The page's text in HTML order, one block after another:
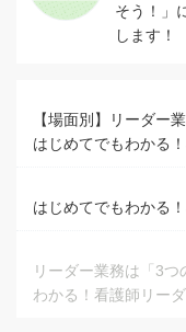
そう！」
します！
【場面別】リーダー
はじめてでもわかる
はじめてでもわかる
リーダー業務は「3
わかる！看護師リーダ